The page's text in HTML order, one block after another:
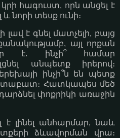
հագուստ, որն անցել է
և նորի տեսք ունի։
լավ է գնել մատչելի, բայց
այլ որքան
է. ինչի՞ համար
անպետք իրերով։
ինչի՞ն են պետք
տաբատ։ Հատկապես մեծ
փոքրիկի առաջին
է լինել անհարմար, նաև
ձևավորման վրա։